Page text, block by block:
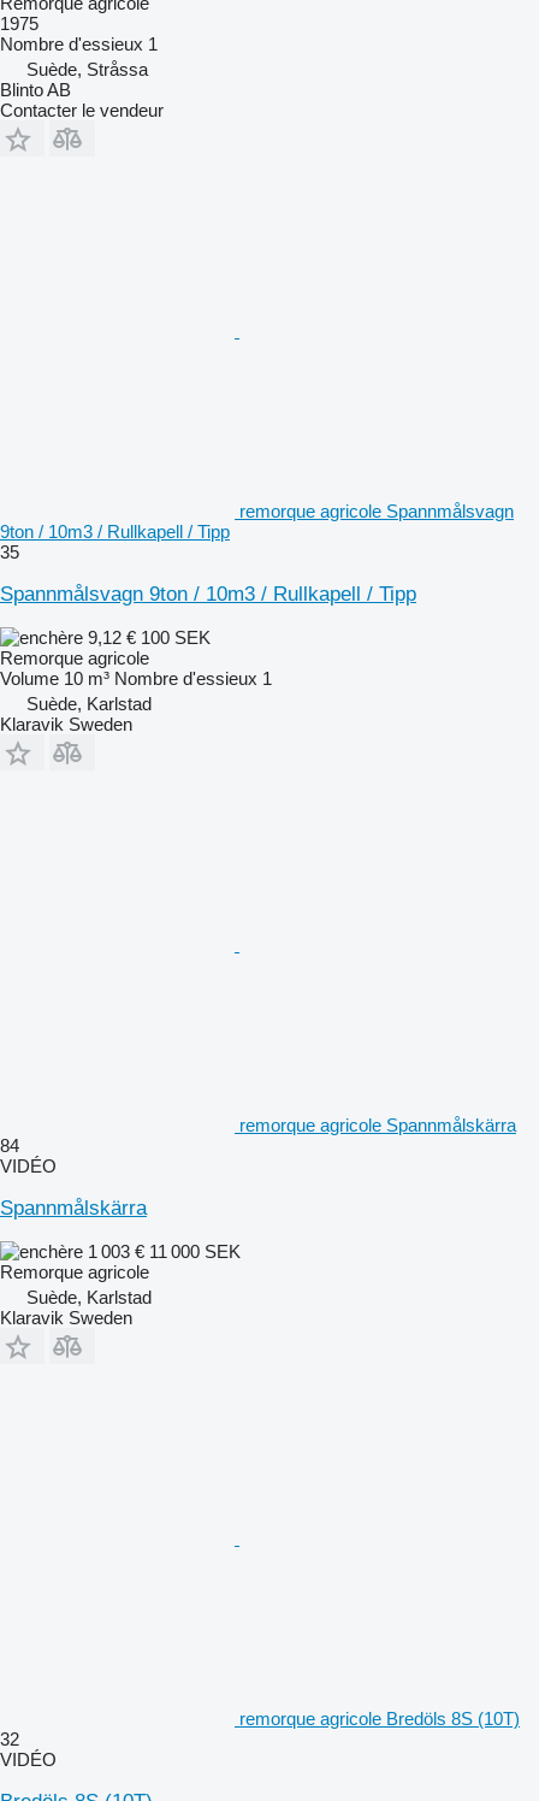
1975
Nombre d'essieux 1
Suède, Stråssa
Blinto AB
Contacter le vendeur
remorque agricole Spannmålsvagn
9ton / 10m3 / Rullkapell / Tipp
35
Spannmålsvagn 9ton / 10m3 / Rullkapell / Tipp
9,12 € 100 SEK
Remorque agricole
Volume 10 m³ Nombre d'essieux 1
Suède, Karlstad
Klaravik Sweden
remorque agricole Spannmålskärra
84
VIDÉO
Spannmålskärra
1 003 € 11 000 SEK
Remorque agricole
Suède, Karlstad
Klaravik Sweden
remorque agricole Bredöls 8S (10T)
32
VIDÉO